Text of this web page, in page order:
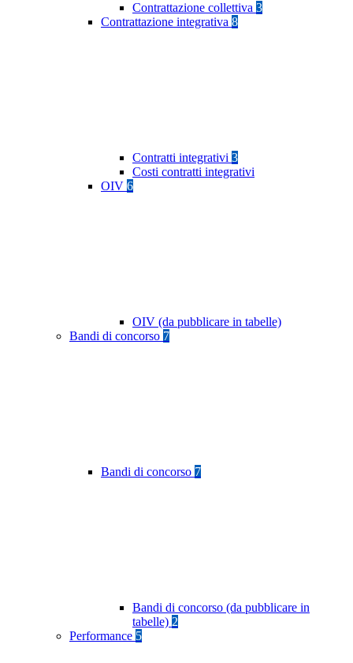
Contrattazione collettiva 3
Contrattazione integrativa 8
Contratti integrativi 3
Costi contratti integrativi
OIV 6
OIV (da pubblicare in tabelle)
Bandi di concorso 7
Bandi di concorso 7
Bandi di concorso (da pubblicare in
tabelle) 2
Performance 5